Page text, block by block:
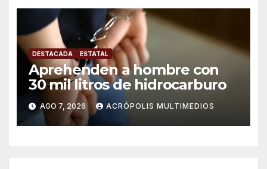
DESTACADA ESTATAL
Aprehenden a hombre con
30 mil litros de hidrocarburo
AGO 7, 2026 ACRÓPOLIS MULTIMEDIOS